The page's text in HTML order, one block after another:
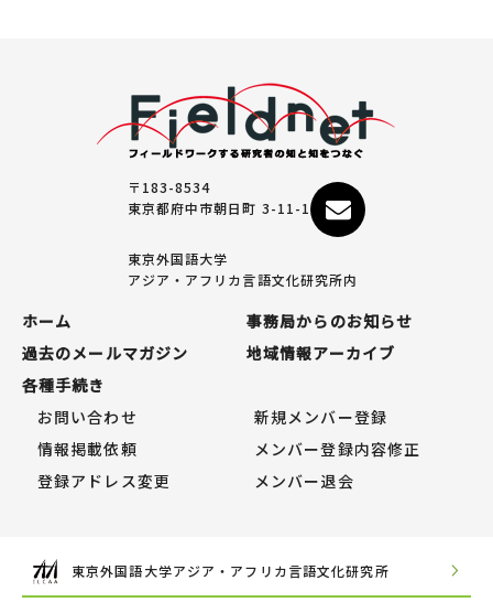
〒183-8534
東京都府中市朝日町 3-11-1
東京外国語大学
アジア・アフリカ言語文化研究所内
ホーム
事務局からのお知らせ
過去のメールマガジン
地域情報アーカイブ
各種手続き
お問い合わせ
新規メンバー登録
情報掲載依頼
メンバー登録内容修正
登録アドレス変更
メンバー退会
東京外国語大学アジア・アフリカ言語文化研究所